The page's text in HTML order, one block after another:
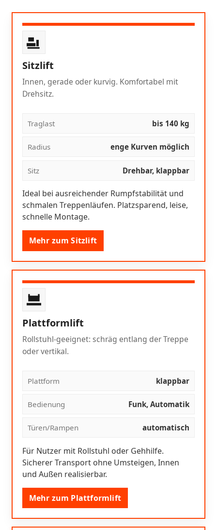
Sitzlift
Innen, gerade oder kurvig. Komfortabel mit
Drehsitz.
Traglast bis 140 kg
Radius enge Kurven möglich
Sitz Drehbar, klappbar
Ideal bei ausreichender Rumpfstabilität und
schmalen Treppenläufen. Platzsparend, leise,
schnelle Montage.
Mehr zum Sitzlift
Plattformlift
Rollstuhl-geeignet: schräg entlang der Treppe
oder vertikal.
Plattform klappbar
Bedienung Funk, Automatik
Türen/Rampen automatisch
Für Nutzer mit Rollstuhl oder Gehhilfe.
Sicherer Transport ohne Umsteigen, Innen
und Außen realisierbar.
Mehr zum Plattformlift